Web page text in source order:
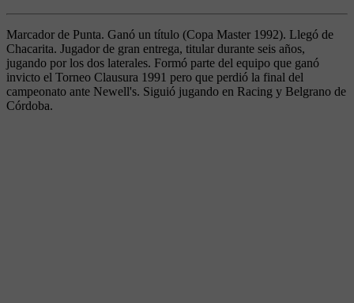
Marcador de Punta. Ganó un título (Copa Master 1992). Llegó de
Chacarita. Jugador de gran entrega, titular durante seis años,
jugando por los dos laterales. Formó parte del equipo que ganó
invicto el Torneo Clausura 1991 pero que perdió la final del
campeonato ante Newell's. Siguió jugando en Racing y Belgrano de
Córdoba.